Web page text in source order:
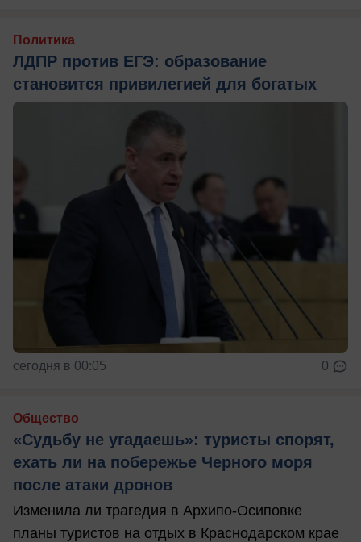
Политика
ЛДПР против ЕГЭ: образование
становится привилегией для богатых
сегодня в 00:05 0
Общество
«Судьбу не угадаешь»: туристы спорят,
ехать ли на побережье Черного моря
после атаки дронов
Изменила ли трагедия в Архипо-Осиповке
планы туристов на отдых в Краснодарском крае